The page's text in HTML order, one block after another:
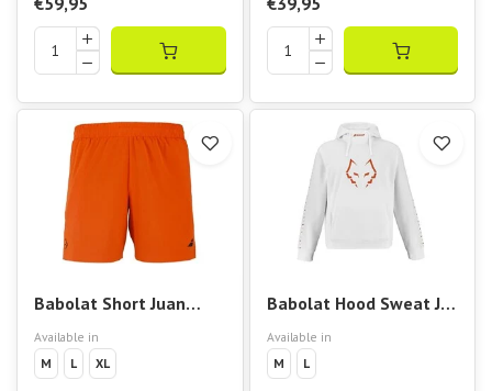
Babolat Short Juan
Lebrón 2026 – Red
Orange
Available in
M
L XL
Babolat Hood Sweat J.
LeBron White Hoody
Available in
M
L